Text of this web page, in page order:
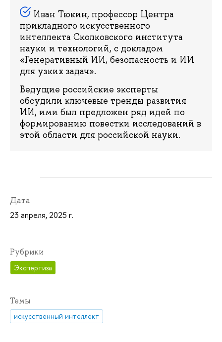
Иван Тюкин, профессор Центра
прикладного искусственного
интеллекта Сколковского института
науки и технологий, с докладом
«Генеративный ИИ, безопасность и ИИ
для узких задач».
Ведущие российские эксперты
обсудили ключевые тренды развития
ИИ, ими был предложен ряд идей по
формированию повестки исследований в
этой области для российской науки.
Дата
23 апреля, 2025 г.
Рубрики
Экспертиза
Темы
искусственный интеллект